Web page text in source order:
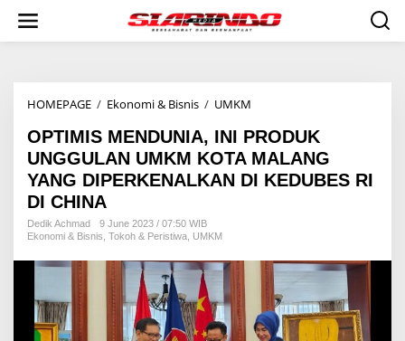
i
HOMEPAGE / Ekonomi & Bisnis / UMKM
T
I
M
I
A
OPTIMIS MENDUNIA, INI PRODUK
UNGGULAN UMKM KOTA MALANG
YANG DIPERKENALKAN DI KEDUBES RI
DI CHINA
Dedik Achmad
9 June 2023 / 07:50 WIB
Ekonomi & Bisnis Tokoh & Peristiwa UMKM